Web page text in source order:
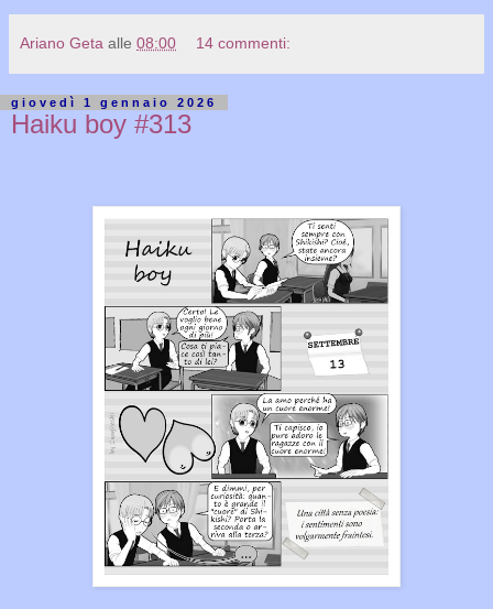
Ariano Geta alle 08:00 14 commenti:
giovedì 1 gennaio 2026
Haiku boy #313